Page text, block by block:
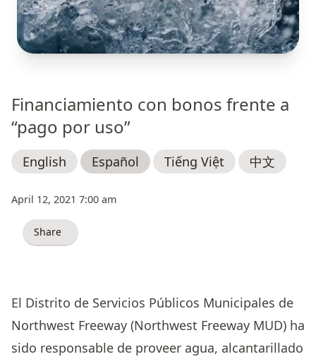
Financiamiento con bonos frente a
“pago por uso”
English Español Tiếng Việt 中文
April 12, 2021 7:00 am
Share
El Distrito de Servicios Públicos Municipales de
Northwest Freeway (Northwest Freeway MUD) ha
sido responsable de proveer agua, alcantarillado